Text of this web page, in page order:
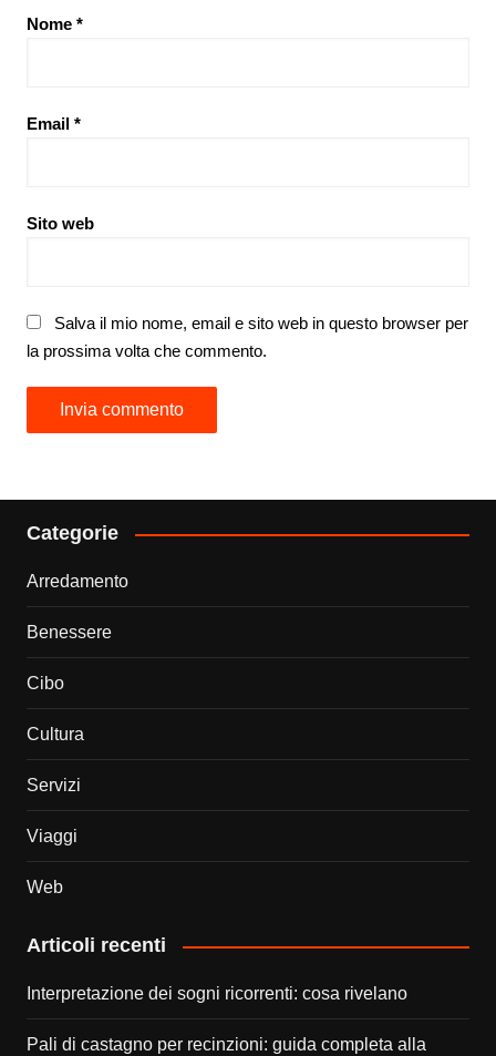
Nome *
Email *
Sito web
Salva il mio nome, email e sito web in questo browser per
la prossima volta che commento.
Categorie
Arredamento
Benessere
Cibo
Cultura
Servizi
Viaggi
Web
Articoli recenti
Interpretazione dei sogni ricorrenti: cosa rivelano
Pali di castagno per recinzioni: guida completa alla